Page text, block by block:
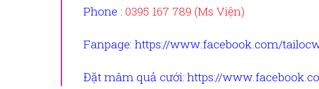
Phone : 0395 167 789 (Ms Viện)
Fanpage: https://www.facebook.com/
Đặt mâm quả cưới: https://